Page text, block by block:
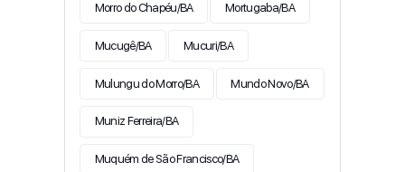
Morro do Chapéu/BA Mortugaba/BA
Mucugê/BA Mucuri/BA
Mulungu do Morro/BA Mundo Novo/BA
Muniz Ferreira/BA
Muquém de São Francisco/BA